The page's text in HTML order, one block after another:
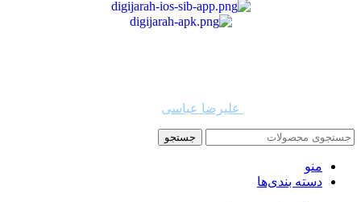
علیرضا عباسی
جستجو
منو
دسته بندی‌ها